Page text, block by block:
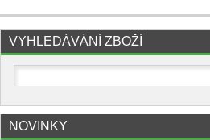
VYHLEDÁVÁNÍ ZBOŽÍ
NOVINKY